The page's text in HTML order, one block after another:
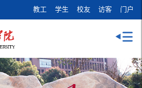
教工 学生 校友 访客 门户